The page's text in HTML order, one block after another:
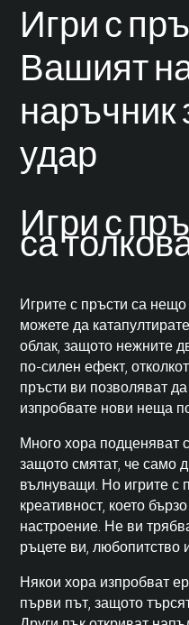
Игри с
Вашият
наръчник
удар
Игри с
са
Игрите с пръсти са
можете да
облак, защото нежните
по-силен ефект,
пръсти ви позволяват
изпробвате нови неща
Много хора подценяват
защото смятат, че само
вълнуващи. Но игрите с
креативност, което
настроение. Не ви
ръцете ви, любопитство
Някои хора изпробват
първи път, защото